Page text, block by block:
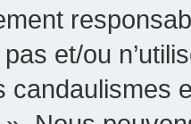
et/ou
candaulismes